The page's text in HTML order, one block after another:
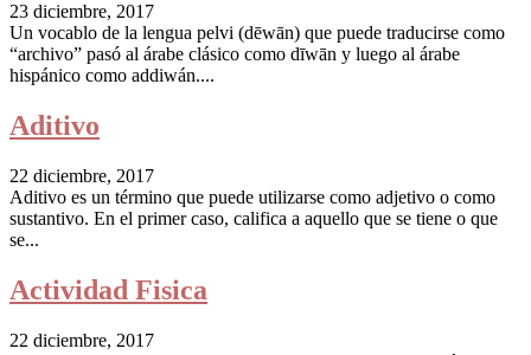
23 diciembre, 2017
Un vocablo de la lengua pelvi (dēwān) que puede traducirse como
“archivo” pasó al árabe clásico como dīwān y luego al árabe
hispánico como addiwán....
Aditivo
22 diciembre, 2017
Aditivo es un término que puede utilizarse como adjetivo o como
sustantivo. En el primer caso, califica a aquello que se tiene o que
se...
Actividad Fisica
22 diciembre, 2017